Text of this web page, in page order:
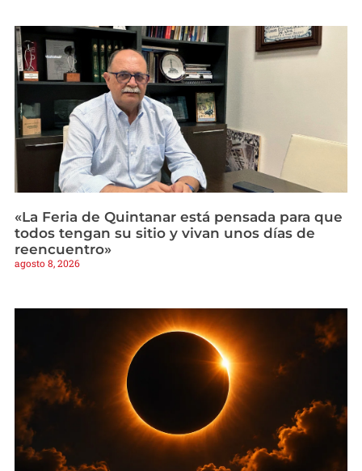
«La Feria de Quintanar está pensada para que
todos tengan su sitio y vivan unos días de
reencuentro»
agosto 8, 2026